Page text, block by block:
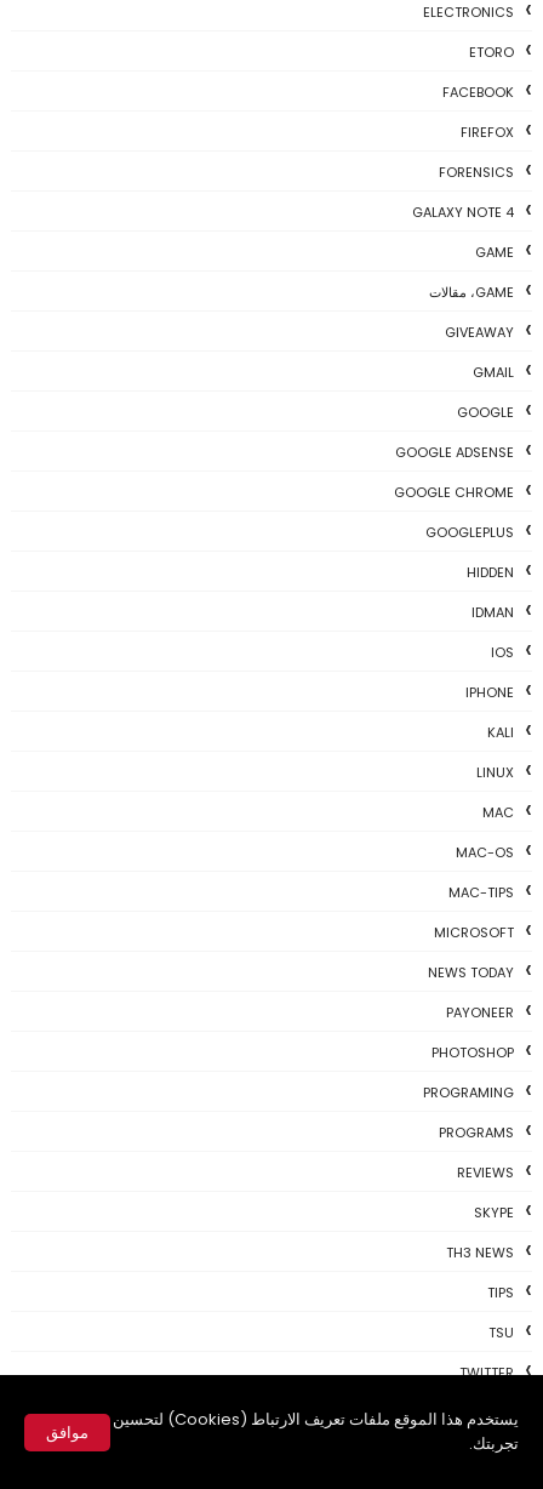
يستخدم هذا الموقع ملفات تعريف الارتباط (Cookies) لتحسين
تجربتك.
موافق
ELECTRONICS
ETORO
FACEBOOK
FIREFOX
FORENSICS
GALAXY NOTE 4
GAME
GAME، مقالات
GIVEAWAY
GMAIL
GOOGLE
GOOGLE ADSENSE
GOOGLE CHROME
GOOGLEPLUS
HIDDEN
IDMAN
IOS
IPHONE
KALI
LINUX
MAC
MAC-OS
MAC-TIPS
MICROSOFT
NEWS TODAY
PAYONEER
PHOTOSHOP
PROGRAMING
PROGRAMS
REVIEWS
SKYPE
TH3 NEWS
TIPS
TSU
TWITTER
USBKEY
VIDEO